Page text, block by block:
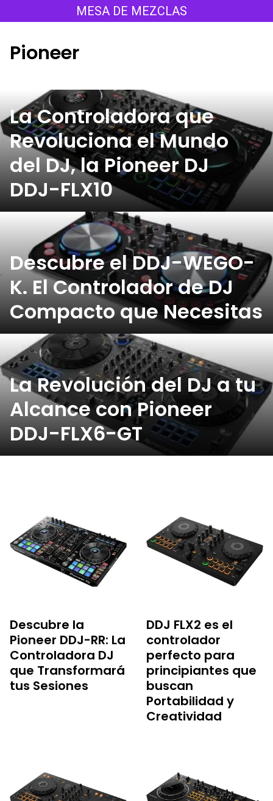
al
MESA DE MEZCLAS
Pioneer
La Controladora que
Revoluciona el Mundo
del DJ, la Pioneer DJ
DDJ-FLX10
Descubre el DDJ-WEGO-
K. El Controlador de DJ
Compacto que Necesitas
La Revolución del DJ a tu
Alcance con Pioneer
DDJ-FLX6-GT
Descubre la
Pioneer DDJ-RR: La
Controladora DJ
que Transformará
tus Sesiones
DDJ FLX2 es el
controlador
perfecto para
principiantes que
buscan
Portabilidad y
Creatividad